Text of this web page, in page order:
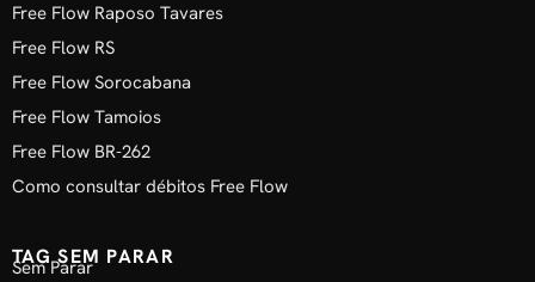
Free Flow Raposo Tavares
Free Flow RS
Free Flow Sorocabana
Free Flow Tamoios
Free Flow BR-262
Como consultar débitos Free Flow
TAG SEM PARAR
Sem Parar